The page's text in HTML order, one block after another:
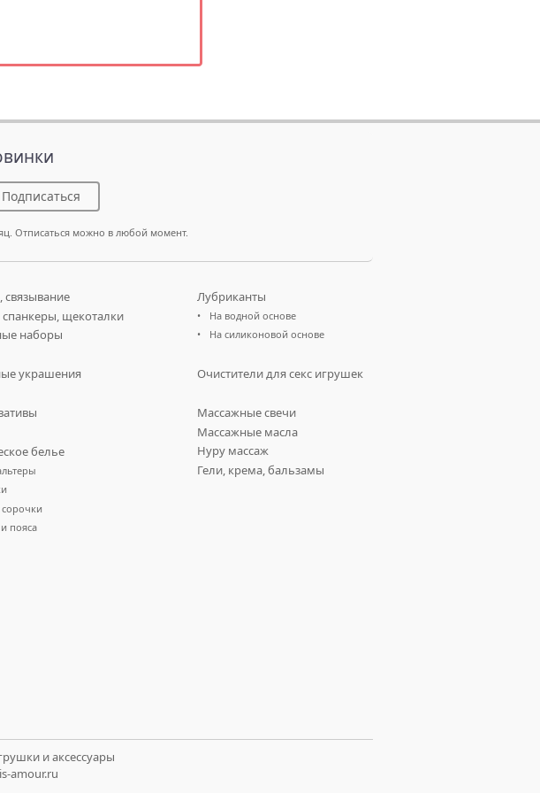
Подписаться
Отписаться можно в любой момент.
связывание
спанкеры, щекоталки
наборы
украшения
белье
пояса
Лубриканты
На водной основе
На силиконовой основе
Очистители для секс игрушек
Массажные свечи
Массажные масла
Нуру массаж
Гели, крема, бальзамы
и аксессуары
amour.ru